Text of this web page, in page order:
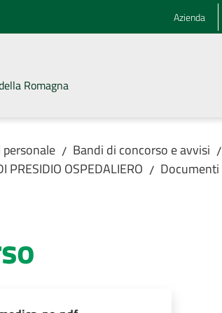
Azienda
Romagna
/ Bandi di concorso e avvisi /
OSPEDALIERO / Documenti